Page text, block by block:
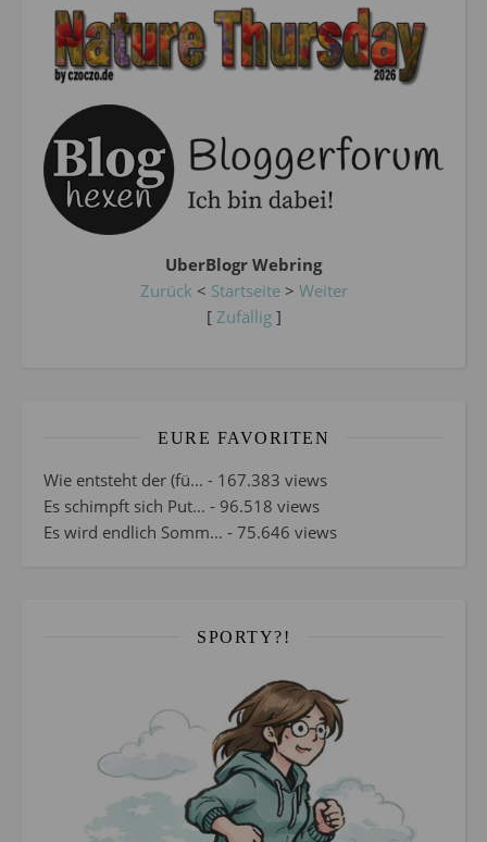
UberBlogr Webring
Zurück < Startseite> Weiter
[ Zufällig]
EURE FAVORITEN
Wie entsteht der (fü... - 167.383 views
Es schimpft sich Put... - 96.518 views
Es wird endlich Somm... - 75.646 views
SPORTY?!